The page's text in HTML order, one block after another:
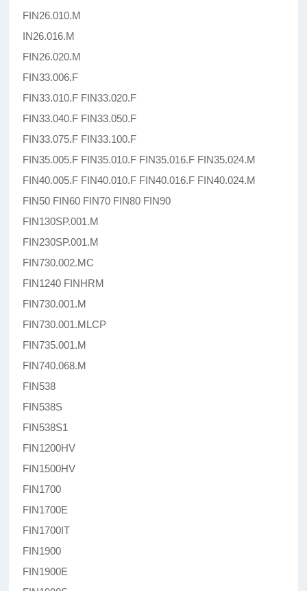
FIN26.010.M
IN26.016.M
FIN26.020.M
FIN33.006.F
FIN33.010.F FIN33.020.F
FIN33.040.F FIN33.050.F
FIN33.075.F FIN33.100.F
FIN35.005.F FIN35.010.F FIN35.016.F FIN35.024.M
FIN40.005.F FIN40.010.F FIN40.016.F FIN40.024.M
FIN50 FIN60 FIN70 FIN80 FIN90
FIN130SP.001.M
FIN230SP.001.M
FIN730.002.MC
FIN1240 FINHRM
FIN730.001.M
FIN730.001.MLCP
FIN735.001.M
FIN740.068.M
FIN538
FIN538S
FIN538S1
FIN1200HV
FIN1500HV
FIN1700
FIN1700E
FIN1700IT
FIN1900
FIN1900E